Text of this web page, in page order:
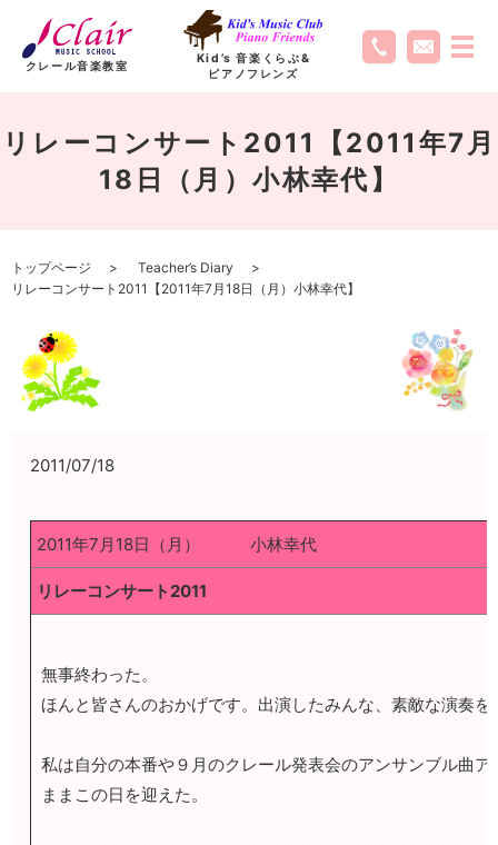
クレール音楽教室
Kid’s 音楽くらぶ&
ピアノフレンズ
リレーコンサート2011【2011年7月
18日（月）小林幸代】
トップページ
Teacher’s Diary
リレーコンサート2011【2011年7月18日（月）小林幸代】
2011/07/18
2011年7月18日（月） 小林幸代
リレーコンサート2011
無事終わった。
ほんと皆さんのおかげです。出演したみんな、素敵な演奏を
私は自分の本番や９月のクレール発表会のアンサンブル曲
ままこの日を迎えた。